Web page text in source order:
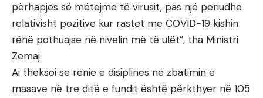
përhapjes së mëtejme të virusit, pas një periudhe
relativisht pozitive kur rastet me COVID-19 kishin
rënë pothuajse në nivelin më të ulët”, tha Ministri
Zemaj.
Ai theksoi se rënie e disiplinës në zbatimin e
masave në tre ditë e fundit është përkthyer në 105